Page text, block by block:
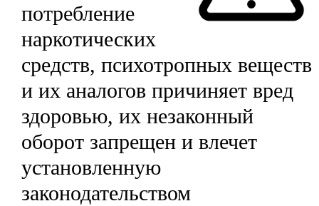
потребление
наркотических
средств, психотропных веществ
и их аналогов причиняет вред
здоровью, их незаконный
оборот запрещен и влечет
установленную
законодательством